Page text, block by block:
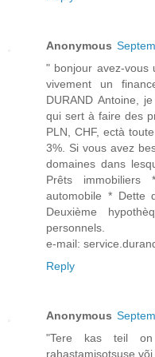
Anonymous
" bonjour avez-vous
vivement un
DURAND Antoine,
qui sert à faire des
PLN, CHF, ectà
3%. Si vous avez
domaines dans
Prêts
automobile * Dette
Deuxième
personnels.
e-mail:
Reply
Anonymous
"Tere kas teil
rahastamisotsuse